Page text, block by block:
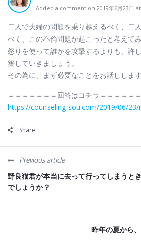
Added a comment on 2019年6月23日 at
二人で夫婦の問題を乗り越えるべく、二
べく、この不倫問題が起こったと考えて
怒りを使って誰かを攻撃するよりも、許
築していきましょう。
その為に、まず必要なことをお話しします
＝＝＝＝＝＝＝回答はコチラ＝＝＝＝＝
https://counseling-sou.com/2019/06/
Share
Previous article
野良猫君が本当に去って行ってしまうと
でしょうか？
昨年の夏から